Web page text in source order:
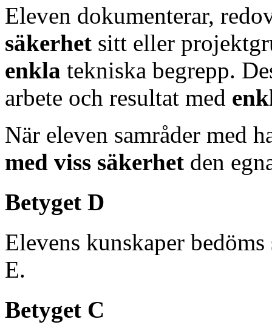
Eleven dokumenterar,
säkerhet sitt eller
enkla tekniska begrepp.
arbete och resultat med
När eleven samråder med
med viss säkerhet den
Betyget D
Elevens kunskaper
E.
Betyget C